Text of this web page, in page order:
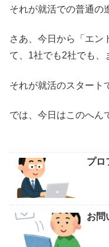
それが就活での普通の
さあ、今日から「エン
て、1社でも2社でも、
それが就活のスタート
では、今日はこのへん
プロ
お問